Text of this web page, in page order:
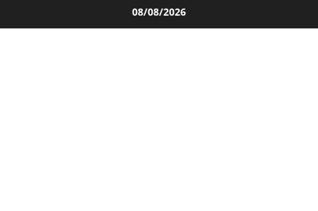
al
08/08/2026